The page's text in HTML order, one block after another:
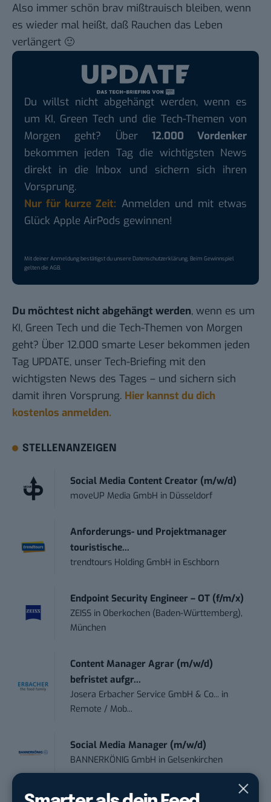
Also immer schön brav mißtrauisch bleiben, wenn
es wieder mal heißt, daß Rauchen das Leben
verlängert 🙂
Du willst nicht abgehängt werden, wenn es
um KI, Green Tech und die Tech-Themen von
Morgen geht? Über 12.000 Vordenker
bekommen jeden Tag die wichtigsten News
direkt in die Inbox und sichern sich ihren
Vorsprung.
Nur für kurze Zeit: Anmelden und mit etwas
Glück Apple AirPods gewinnen!
Mit deiner Anmeldung bestätigst du unsereDatenschutzerklärung. Beim Gewinnspiel
gelten dieAGB.
Du möchtest nicht abgehängt werden, wenn es um
KI, Green Tech und die Tech-Themen von Morgen
geht? Über 12.000 smarte Leser bekommen jeden
Tag UPDATE, unser Tech-Briefing mit den
wichtigsten News des Tages – und sichern sich
damit ihren Vorsprung. Hier kannst du dich
kostenlos anmelden.
STELLENANZEIGEN
Social Media Content Creator (m/w/d)
moveUP Media GmbH in Düsseldorf
Anforderungs- und Projektmanager
touristische...
trendtours Holding GmbH in Eschborn
Endpoint Security Engineer – OT (f/m/x)
ZEISS in Oberkochen (Baden-Württemberg),
München
Content Manager Agrar (m/w/d)
befristet aufgr...
Josera Erbacher Service GmbH & Co... in
Remote / Mob...
Social Media Manager (m/w/d)
BANNERKÖNIG GmbH in Gelsenkirchen
Referent (m/w/d) Technik & Netzwerke